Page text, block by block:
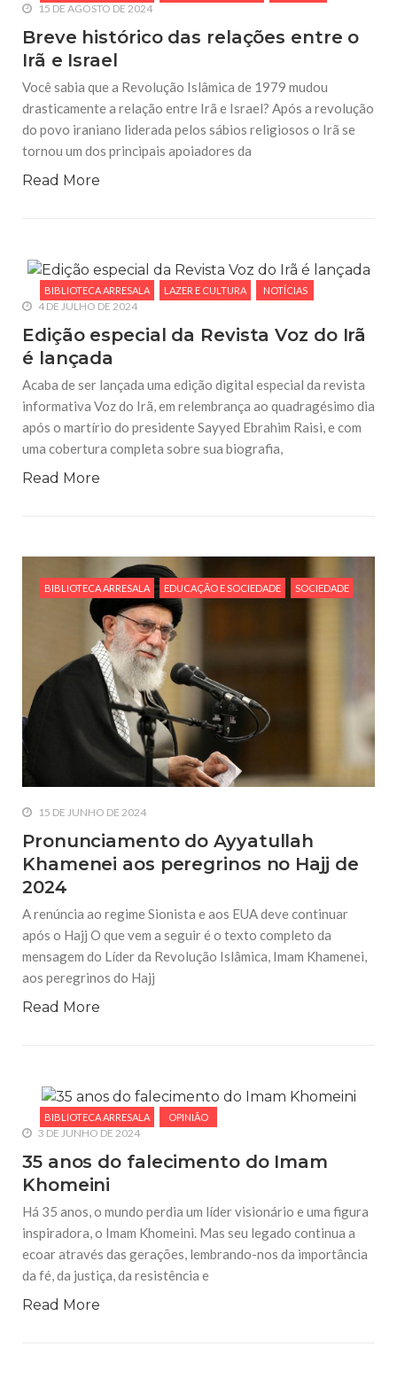
15 DE AGOSTO DE 2024
Breve histórico das relações entre o
Irã e Israel
Você sabia que a Revolução Islâmica de 1979 mudou
drasticamente a relação entre Irã e Israel? Após a revolução
do povo iraniano liderada pelos sábios religiosos o Irã se
tornou um dos principais apoiadores da
Read More
BIBLIOTECA ARRESALA LAZER E CULTURA NOTÍCIAS
4 DE JULHO DE 2024
Edição especial da Revista Voz do Irã
é lançada
Acaba de ser lançada uma edição digital especial da revista
informativa Voz do Irã, em relembrança ao quadragésimo dia
após o martírio do presidente Sayyed Ebrahim Raisi, e com
uma cobertura completa sobre sua biografia,
Read More
BIBLIOTECA ARRESALA EDUCAÇÃO E SOCIEDADE SOCIEDADE
15 DE JUNHO DE 2024
Pronunciamento do Ayyatullah
Khamenei aos peregrinos no Hajj de
2024
A renúncia ao regime Sionista e aos EUA deve continuar
após o Hajj O que vem a seguir é o texto completo da
mensagem do Líder da Revolução Islâmica, Imam Khamenei,
aos peregrinos do Hajj
Read More
BIBLIOTECA ARRESALA OPINIÃO
3 DE JUNHO DE 2024
35 anos do falecimento do Imam
Khomeini
Há 35 anos, o mundo perdia um líder visionário e uma figura
inspiradora, o Imam Khomeini. Mas seu legado continua a
ecoar através das gerações, lembrando-nos da importância
da fé, da justiça, da resistência e
Read More